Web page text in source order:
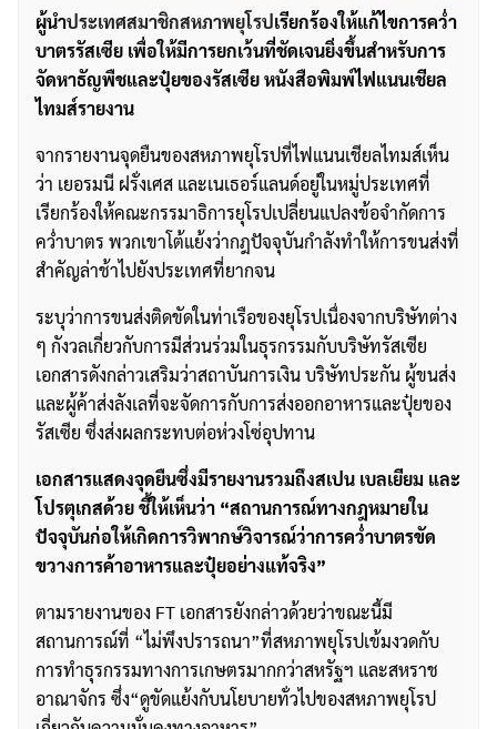
ผู้นำประเทศสมาชิกสหภาพยุโรปเรียกร้องให้แก้ไขการคว่ำ
บาตรรัสเซีย เพื่อให้มีการยกเว้นที่ชัดเจนยิ่งขึ้นสำหรับการ
จัดหาธัญพืชและปุ๋ยของรัสเซีย หนังสือพิมพ์ไฟแนนเชียล
ไทมส์รายงาน
จากรายงานจุดยืนของสหภาพยุโรปที่ไฟแนนเชียลไทมส์เห็น
ว่า เยอรมนี ฝรั่งเศส และเนเธอร์แลนด์อยู่ในหมู่ประเทศที่
เรียกร้องให้คณะกรรมาธิการยุโรปเปลี่ยนแปลงข้อจำกัดการ
คว่ำบาตร พวกเขาโต้แย้งว่ากฎปัจจุบันกำลังทำให้การขนส่งที่
สำคัญล่าช้าไปยังประเทศที่ยากจน
ระบุว่าการขนส่งติดขัดในท่าเรือของยุโรปเนื่องจากบริษัทต่าง
ๆ กังวลเกี่ยวกับการมีส่วนร่วมในธุรกรรมกับบริษัทรัสเซีย
เอกสารดังกล่าวเสริมว่าสถาบันการเงิน บริษัทประกัน ผู้ขนส่ง
และผู้ค้าส่งลังเลที่จะจัดการกับการส่งออกอาหารและปุ๋ยของ
รัสเซีย ซึ่งส่งผลกระทบต่อห่วงโซ่อุปทาน
เอกสารแสดงจุดยืนซึ่งมีรายงานรวมถึงสเปน เบลเยียม และ
โปรตุเกสด้วย ชี้ให้เห็นว่า “สถานการณ์ทางกฎหมายใน
ปัจจุบันก่อให้เกิดการวิพากษ์วิจารณ์ว่าการคว่ำบาตรขัด
ขวางการค้าอาหารและปุ๋ยอย่างแท้จริง”
ตามรายงานของ FT เอกสารยังกล่าวด้วยว่าขณะนี้มี
สถานการณ์ที่ “ไม่พึงปรารถนา”ที่สหภาพยุโรปเข้มงวดกับ
การทำธุรกรรมทางการเกษตรมากกว่าสหรัฐฯ และสหราช
อาณาจักร ซึ่ง“ดูขัดแย้งกับนโยบายทั่วไปของสหภาพยุโรป